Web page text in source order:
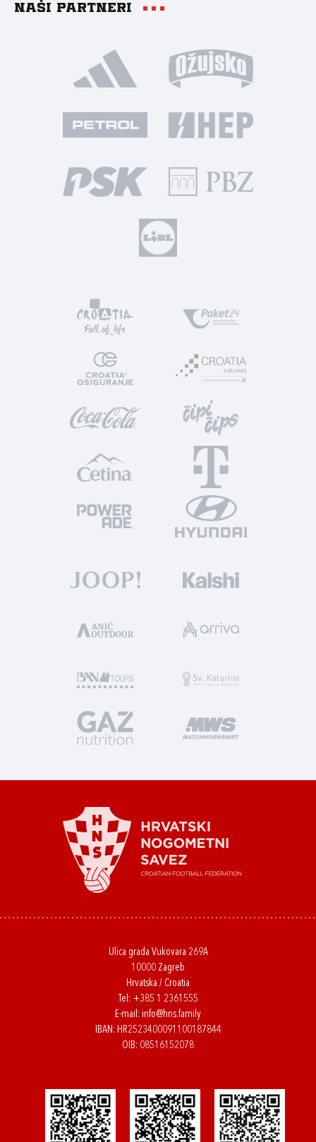
Naši partneri
Ulica grada Vukovara 269A
10000 Zagreb
Hrvatska / Croatia
Tel: +385 1 2361555
E-mail: info@hns.family
IBAN: HR2523400091100187844
OIB: 08516152078